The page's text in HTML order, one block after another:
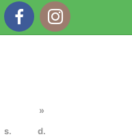
»
s.
d.